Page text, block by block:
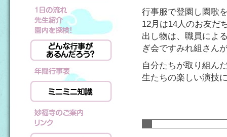
行事服で登園し園歌
12月は14人のお友だ
出し物は、職員によ
ぎ会ですみれ組さん
自分たちが取り組ん
生たちの楽しい演技